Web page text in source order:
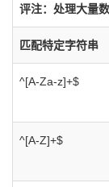
评注：处理大量
匹配特定字符串
^[A-Za-z]+$
^[A-Z]+$